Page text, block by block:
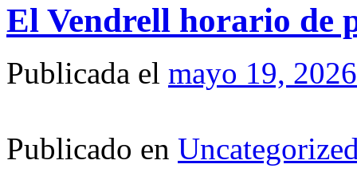
El Vendrell horario de
Publicada el mayo 19, 2026
Publicado en